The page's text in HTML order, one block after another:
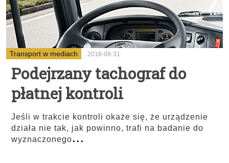
Transport w mediach 2018-08-31
Podejrzany tachograf do
płatnej kontroli
Jeśli w trakcie kontroli okaże się, że urządzenie
działa nie tak, jak powinno, trafi na badanie do
wyznaczonego...